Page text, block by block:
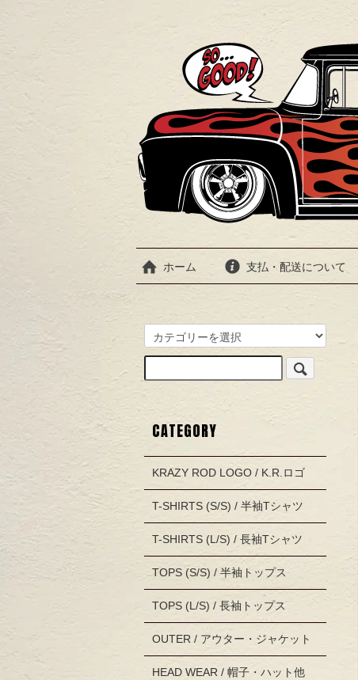
ホーム 支払・配送について
CATEGORY
KRAZY ROD LOGO / K.R.ロゴ
T-SHIRTS (S/S) / 半袖Tシャツ
T-SHIRTS (L/S) / 長袖Tシャツ
TOPS (S/S) / 半袖トップス
TOPS (L/S) / 長袖トップス
OUTER / アウター・ジャケット
HEAD WEAR / 帽子・ハット他